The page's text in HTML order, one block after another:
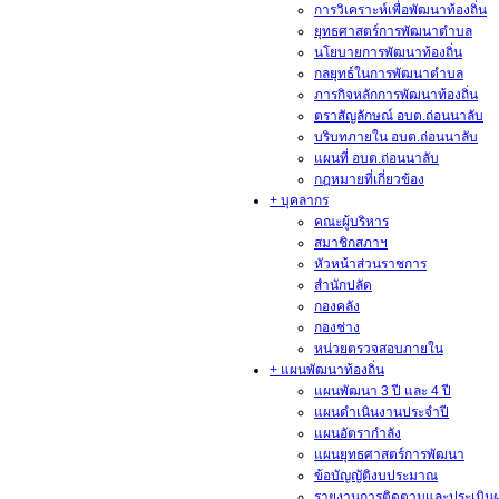
การวิเคราะห์เพื่อพัฒนาท้องถิ่น
ยุทธศาสตร์การพัฒนาตำบล
นโยบายการพัฒนาท้องถิ่น
กลยุทธ์ในการพัฒนาตำบล
ภารกิจหลักการพัฒนาท้องถิ่น
ตราสัญลักษณ์ อบต.ถ่อนนาลับ
บริบทภายใน อบต.ถ่อนนาลับ
แผนที่ อบต.ถ่อนนาลับ
กฎหมายที่เกี่ยวข้อง
+ บุคลากร
คณะผู้บริหาร
สมาชิกสภาฯ
หัวหน้าส่วนราชการ
สำนักปลัด
กองคลัง
กองช่าง
หน่วยตรวจสอบภายใน
+ แผนพัฒนาท้องถิ่น
แผนพัฒนา 3 ปี และ 4 ปี
แผนดำเนินงานประจำปี
แผนอัตรากำลัง
แผนยุทธศาสตร์การพัฒนา
ข้อบัญญัติงบประมาณ